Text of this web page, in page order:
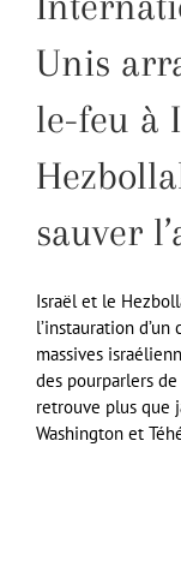
Unis
le-feu à
sauver
Israël et le
l’instauration
massives
des pourparlers
retrouve plus que
Washington et